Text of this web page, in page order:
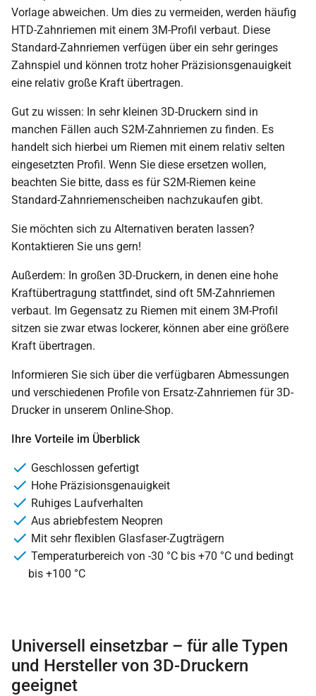
Vorlage abweichen. Um dies zu vermeiden, werden häufig
HTD-Zahnriemen mit einem 3M-Profil verbaut. Diese
Standard-Zahnriemen verfügen über ein sehr geringes
Zahnspiel und können trotz hoher Präzisionsgenauigkeit
eine relativ große Kraft übertragen.
Gut zu wissen: In sehr kleinen 3D-Druckern sind in
manchen Fällen auch S2M-Zahnriemen zu finden. Es
handelt sich hierbei um Riemen mit einem relativ selten
eingesetzten Profil. Wenn Sie diese ersetzen wollen,
beachten Sie bitte, dass es für S2M-Riemen keine
Standard-Zahnriemenscheiben nachzukaufen gibt.
Sie möchten sich zu Alternativen beraten lassen?
Kontaktieren Sie uns gern!
Außerdem: In großen 3D-Druckern, in denen eine hohe
Kraftübertragung stattfindet, sind oft 5M-Zahnriemen
verbaut. Im Gegensatz zu Riemen mit einem 3M-Profil
sitzen sie zwar etwas lockerer, können aber eine größere
Kraft übertragen.
Informieren Sie sich über die verfügbaren Abmessungen
und verschiedenen Profile von Ersatz-Zahnriemen für 3D-
Drucker in unserem Online-Shop.
Ihre Vorteile im Überblick
Geschlossen gefertigt
Hohe Präzisionsgenauigkeit
Ruhiges Laufverhalten
Aus abriebfestem Neopren
Mit sehr flexiblen Glasfaser-Zugträgern
Temperaturbereich von -30 °C bis +70 °C und bedingt
bis +100 °C
Universell einsetzbar – für alle Typen
und Hersteller von 3D-Druckern
geeignet